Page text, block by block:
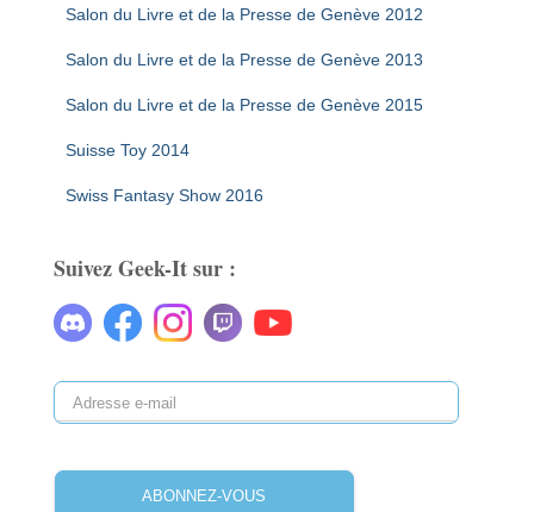
Salon du Livre et de la Presse de Genève 2012
Salon du Livre et de la Presse de Genève 2013
Salon du Livre et de la Presse de Genève 2015
Suisse Toy 2014
Swiss Fantasy Show 2016
Suivez Geek-It sur :
A
d
e
ABONNEZ-VOUS